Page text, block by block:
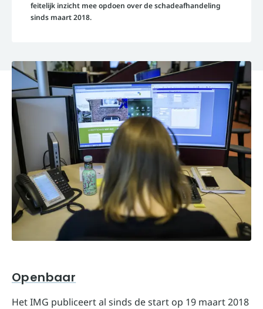
feitelijk inzicht mee opdoen over de schadeafhandeling
sinds maart 2018.
Openbaar
Het IMG publiceert al sinds de start op 19 maart 2018